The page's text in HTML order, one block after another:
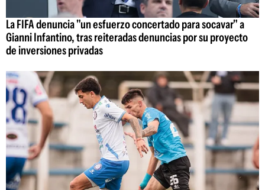
La FIFA denuncia "un esfuerzo concertado para socavar" a
Gianni Infantino, tras reiteradas denuncias por su proyecto
de inversiones privadas